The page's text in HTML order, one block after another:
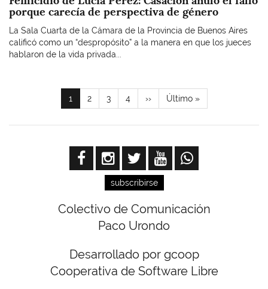
porque carecía de perspectiva de género
La Sala Cuarta de la Cámara de la Provincia de Buenos Aires
calificó como un “despropósito” a la manera en que los jueces
hablaron de la vida privada...
Paginación
Página
actual
1 Page
2 Page
3 Page
4
Siguiente
página
››
Última
página
Último »
subscribirse
Colectivo de Comunicación
Paco Urondo
Desarrollado por gcoop
Cooperativa de Software Libre